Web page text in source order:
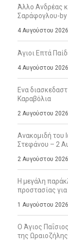
Άλλο Ανδρέας
Σαράφογλου-by
4 Αυγούστου 2026
Άγιοι Επτά
4 Αυγούστου 2026
Ενα
Καραβόλια
2 Αυγούστου 2026
Ανακομιδή του
Στεφάνου – 2
2 Αυγούστου 2026
Η μεγάλη
προστασίας
1 Αυγούστου 2026
Ο Άγιος
της